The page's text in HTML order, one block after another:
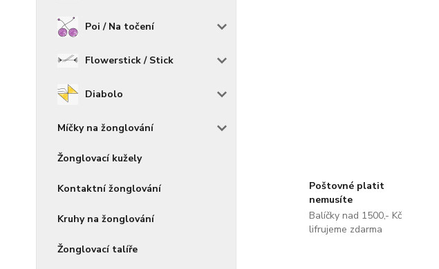
Poi / Na točení
Flowerstick / Stick
Diabolo
Míčky na žonglování
Žonglovací kužely
Kontaktní žonglování
Kruhy na žonglování
Žonglovací talíře
Poštovné platit
nemusíte
Balíčky nad 1500,- Kč
lifrujeme zdarma